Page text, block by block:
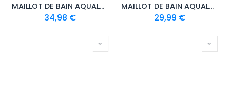
MAILLOT DE BAIN AQUALUNG ESSENTIEL BRIEF 14CM HOMME
34,98 €
MAILLOT DE BAIN AQUALUNG ESSENTIEL BRIEF 8CM HOMME
29,99 €